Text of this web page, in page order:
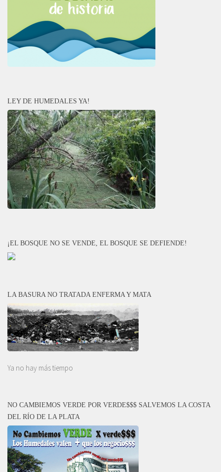
LEY DE HUMEDALES YA!
¡EL BOSQUE NO SE VENDE, EL BOSQUE SE DEFIENDE!
LA BASURA NO TRATADA ENFERMA Y MATA
Ya no hay más tiempo
NO CAMBIEMOS VERDE POR VERDE$$$ SALVEMOS LA COSTA
DEL RÍO DE LA PLATA